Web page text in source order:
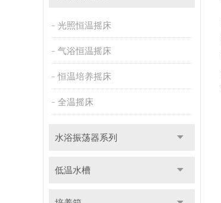
光照恒温摇床
气浴恒温摇床
恒温培养摇床
全温摇床
水浴振荡器系列
低温水槽